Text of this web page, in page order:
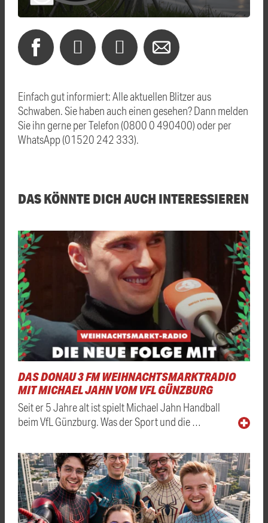
Einfach gut informiert: Alle aktuellen Blitzer aus
Schwaben. Sie haben auch einen gesehen? Dann melden
Sie ihn gerne per Telefon (0800 0 490400) oder per
WhatsApp (01520 242 333).
DAS KÖNNTE DICH AUCH INTERESSIEREN
DAS DONAU 3 FM WEIHNACHTSMARKTRADIO
MIT MICHAEL JAHN VOM VFL GÜNZBURG
Seit er 5 Jahre alt ist spielt Michael Jahn Handball
beim VfL Günzburg. Was der Sport und die …